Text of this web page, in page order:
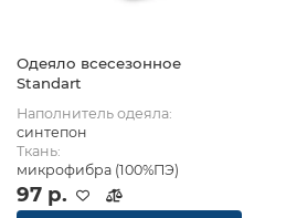
Одеяло всесезонное
Standart
Наполнитель одеяла:
синтепон
Ткань:
микрофибра (100%ПЭ)
97 р.